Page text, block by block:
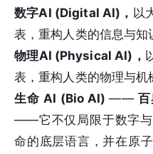
数字AI (Digital AI)， 以
表，重构人类的信息与知
物理AI (Physical AI)，
表，重构人类的物理与机
生命 AI (Bio AI)——
——它不仅局限于数字与
命的底层语言，并在原